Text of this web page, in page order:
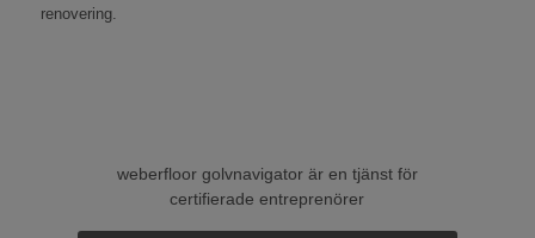
renovering.
weberfloor golvnavigator är en tjänst för
certifierade entreprenörer